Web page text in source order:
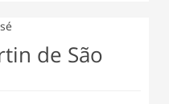
de São